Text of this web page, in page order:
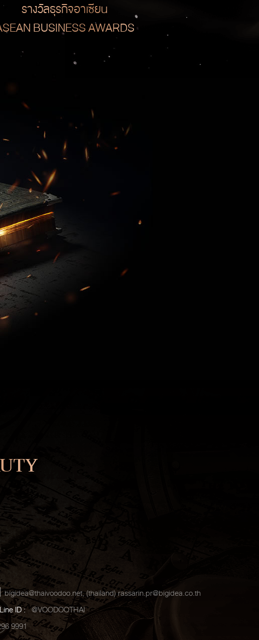
รางวัลธุรกิจอาเซียน
BUSINESS AWARDS
bigidea@thaivoodoo.net, (thailand)rassarin.pr@bigidea.co.th
ID : @VOODOOTHAI
9991